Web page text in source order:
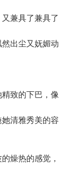
兼具了兼具了
出尘又妩媚动
致的下巴，像
清雅秀美的容
燥热的感觉，